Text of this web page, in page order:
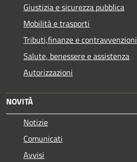
Giustizia e sicurezza pubblica
Mobilità e trasporti
Tributi,finanze e contravvenzioni
Salute, benessere e assistenza
Autorizzazioni
NOVITÀ
Notizie
Comunicati
Avvisi